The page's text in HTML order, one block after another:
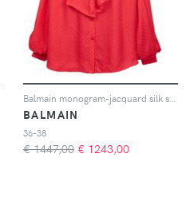
BALMAIN
36-38
€ 1447,00 € 1243,00